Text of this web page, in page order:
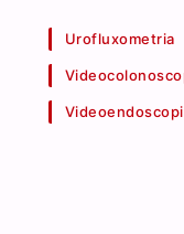
Urofluxometria